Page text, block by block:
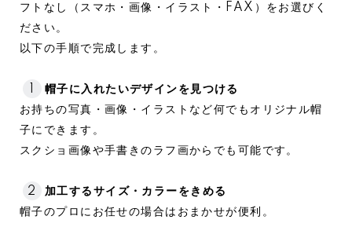
フトなし（スマホ・画像・イラスト・FAX）をお選びく
ださい。
以下の手順で完成します。
帽子に入れたいデザインを見つける
お持ちの写真・画像・イラストなど何でもオリジナル帽
子にできます。
スクショ画像や手書きのラフ画からでも可能です。
2
加工するサイズ・カラーをきめる
帽子のプロにお任せの場合はおまかせが便利。